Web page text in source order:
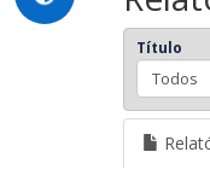
Título